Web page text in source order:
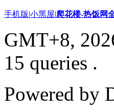
手机版|小黑屋|爬花楼-热饭网
GMT+8,
15 queries .
Powered by